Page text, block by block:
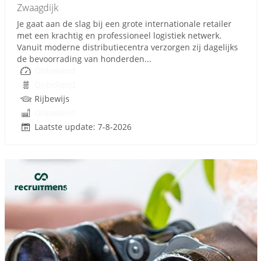
Zwaagdijk
Je gaat aan de slag bij een grote internationale retailer
met een krachtig en professioneel logistiek netwerk.
Vanuit moderne distributiecentra verzorgen zij dagelijks
de bevoorrading van honderden...
Rijbewijs
Laatste update: 7-8-2026